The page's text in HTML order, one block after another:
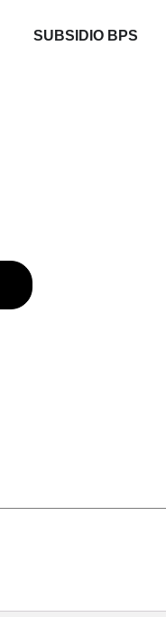
SUBSIDIO BPS